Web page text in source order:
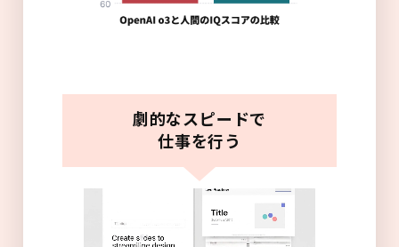
劇的なスピードで
仕事を行う